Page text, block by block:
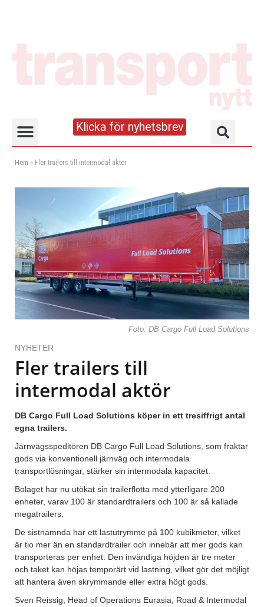
Klicka för nyhetsbrev
Hem » Fler trailers till intermodal aktör
Foto: DB Cargo Full Load Solutions
NYHETER
Fler trailers till
intermodal aktör
DB Cargo Full Load Solutions köper in ett tresiffrigt antal
egna trailers.
Järnvägsspeditören DB Cargo Full Load Solutions, som fraktar
gods via konventionell järnväg och intermodala
transportlösningar, stärker sin intermodala kapacitet.
Bolaget har nu utökat sin trailerflotta med ytterligare 200
enheter, varav 100 är standardtrailers och 100 är så kallade
megatrailers.
De sistnämnda har ett lastutrymme på 100 kubikmeter, vilket
är tio mer än en standardtrailer och innebär att mer gods kan
transporteras per enhet. Den invändiga höjden är tre meter
och taket kan höjas temporärt vid lastning, vilket gör det möjligt
att hantera även skrymmande eller extra högt gods.
Sven Reissig, Head of Operations Eurasia, Road & Intermodal